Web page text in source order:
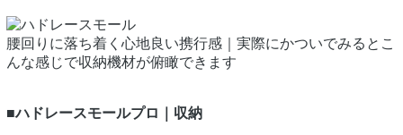
腰回りに落ち着く心地良い携行感｜実際にかついでみるとこ
んな感じで収納機材が俯瞰できます
■ハドレースモールプロ｜収納